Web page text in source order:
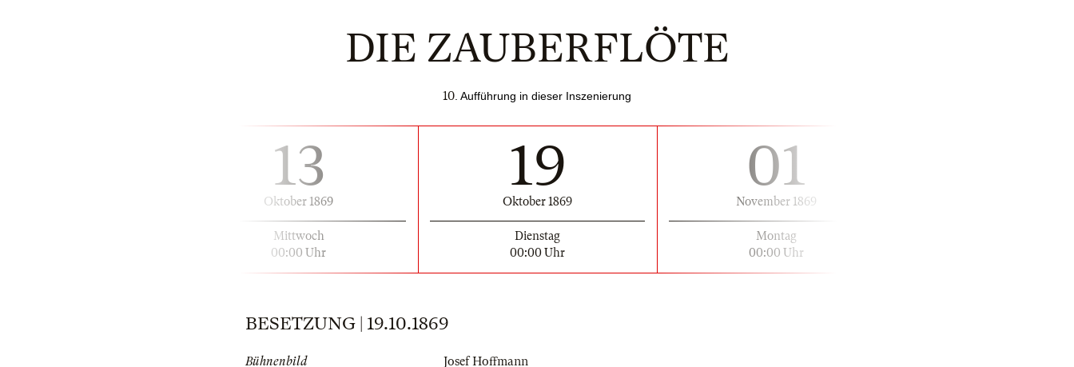
DIE ZAUBERFLÖTE
10 . Aufführung in dieser Inszenierung
13
Oktober 1869
Mittwoch
00:00 Uhr
19
Oktober 1869
Dienstag
00:00 Uhr
01
November 1869
Montag
00:00 Uhr
BESETZUNG | 19.10.1869
Bühnenbild Josef Hoffmann